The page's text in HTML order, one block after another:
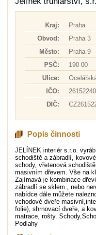
Kraj:
Praha
Obvod:
Praha 3
Město:
Praha 9
PSČ:
190 00
Ulice:
IČO:
26152240
DIČ:
Popis činnosti
JELÍNEK interiér s.r.o.
schodiště a zábradlí,
schody, vřetenová
masivním dřevem. Vše na
Zajímavá je kombinace
zábradlí se sklem , nebo
nabídce dále můžete
vchodové dveře
folie), shrnovací dveře, a
matrace, rošty.
Podlahy